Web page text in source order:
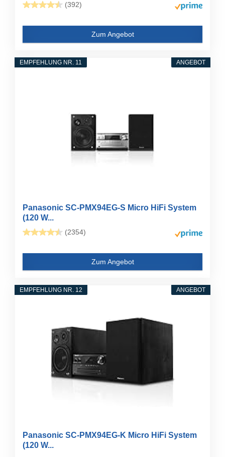
(392)
Zum Angebot
ANGEBOT
EMPFEHLUNG NR. 11
Panasonic SC-PMX94EG-S Micro HiFi System
(120 W...
(2354)
Zum Angebot
ANGEBOT
EMPFEHLUNG NR. 12
Panasonic SC-PMX94EG-K Micro HiFi System
(120 W...